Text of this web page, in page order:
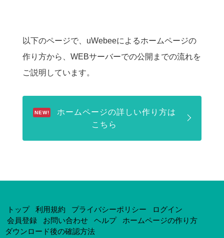
以下のページで、uWebeeによるホームページの
作り方から、WEBサーバーでの公開までの流れを
ご説明しています。
ホームページの詳しい作り方は
こちら
トップ 利用規約 プライバシーポリシー
ログイン
会員登録
お問い合わせ ヘルプ
ホームページの作り方
ダウンロード後の確認方法